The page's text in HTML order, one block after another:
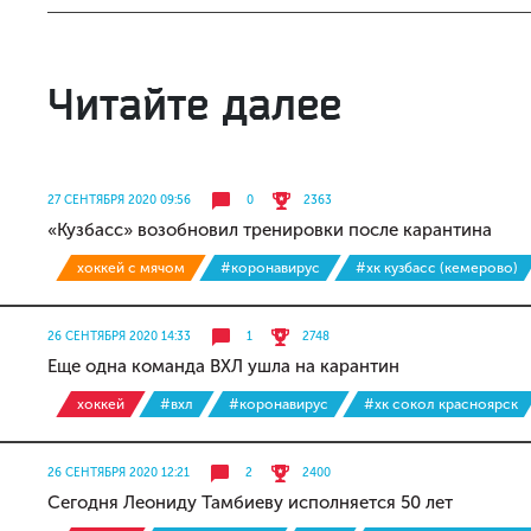
Читайте далее
27 СЕНТЯБРЯ 2020 09:56 0 2363
«Кузбасс» возобновил тренировки после карантина
хоккей с мячом #коронавирус #хк кузбасс (кемерово)
26 СЕНТЯБРЯ 2020 14:33 1 2748
Еще одна команда ВХЛ ушла на карантин
хоккей #вхл #коронавирус #хк сокол красноярск
26 СЕНТЯБРЯ 2020 12:21 2 2400
Сегодня Леониду Тамбиеву исполняется 50 лет